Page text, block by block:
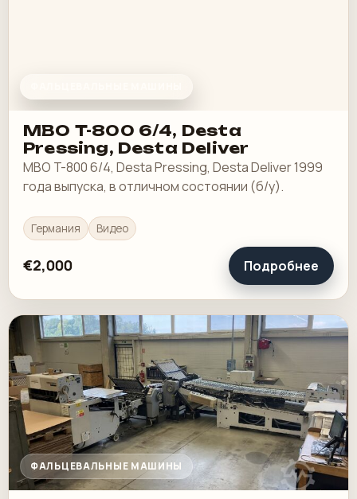
MBO T-800 6/4, Desta
Pressing, Desta Deliver
MBO T-800 6/4, Desta Pressing, Desta Deliver 1999
года выпуска, в отличном состоянии (б/у).
Германия Видео
€2,000 Подробнее
ФАЛЬЦЕВАЛЬНЫЕ МАШИНЫ